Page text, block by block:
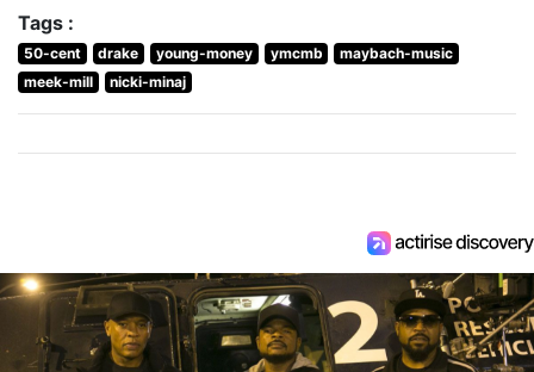
Tags :
50-cent drake young-money ymcmb
maybach-music
meek-mill
nicki-minaj